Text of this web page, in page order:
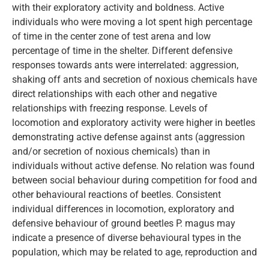
with their exploratory activity and boldness. Active
individuals who were moving a lot spent high percentage
of time in the center zone of test arena and low
percentage of time in the shelter. Different defensive
responses towards ants were interrelated: aggression,
shaking off ants and secretion of noxious chemicals have
direct relationships with each other and negative
relationships with freezing response. Levels of
locomotion and exploratory activity were higher in beetles
demonstrating active defense against ants (aggression
and/or secretion of noxious chemicals) than in
individuals without active defense. No relation was found
between social behaviour during competition for food and
other behavioural reactions of beetles. Consistent
individual differences in locomotion, exploratory and
defensive behaviour of ground beetles P. magus may
indicate a presence of diverse behavioural types in the
population, which may be related to age, reproduction and